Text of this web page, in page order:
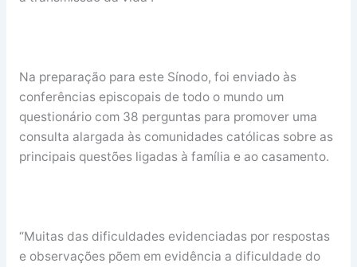
Na preparação para este Sínodo, foi enviado às
conferências episcopais de todo o mundo um
questionário com 38 perguntas para promover uma
consulta alargada às comunidades católicas sobre as
principais questões ligadas à família e ao casamento.
“Muitas das dificuldades evidenciadas por respostas
e observações põem em evidência a dificuldade do